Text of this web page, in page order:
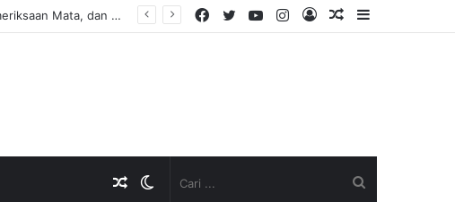
Sidebar
Artikel
Log
Instagram
YouTube
Twitter
Facebook
Switch
Artikel